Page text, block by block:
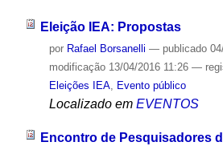
Eleição IEA: Propostas
por Rafael Borsanelli — publicado
modificação13/04/2016 11:26 —
Eleições IEA, Evento público
Localizado em EVENTOS
Encontro de Pesquisadores